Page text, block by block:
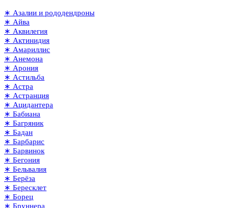
∗ Азалии и рододендроны
∗ Айва
∗ Аквилегия
∗ Актинидия
∗ Амариллис
∗ Анемона
∗ Арония
∗ Астильба
∗ Астра
∗ Астранция
∗ Ацидантера
∗ Бабиана
∗ Багряник
∗ Бадан
∗ Барбарис
∗ Барвинок
∗ Бегония
∗ Бельвалия
∗ Берёза
∗ Бересклет
∗ Борец
∗ Бруннера